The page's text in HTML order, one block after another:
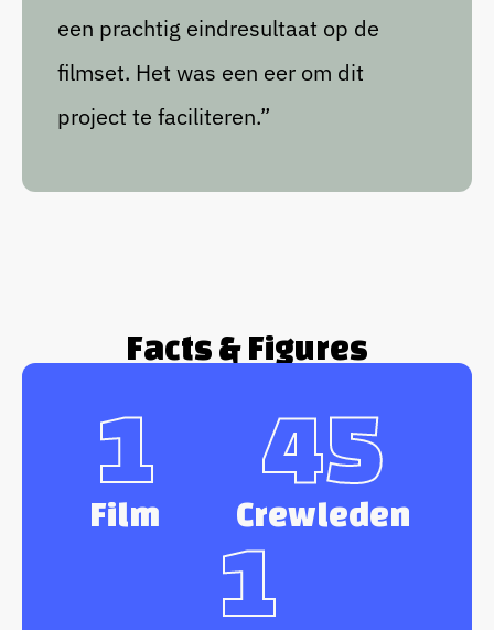
een prachtig eindresultaat op de
filmset. Het was een eer om dit
project te faciliteren.”
Facts & Figures
1
Film
45
Crewleden
1